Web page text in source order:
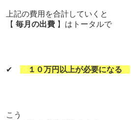
上記の費用を合計していくと
【 毎月の出費】はトータルで
✔ １０万円以上が必要になる
こう